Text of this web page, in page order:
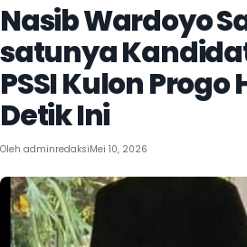
Nasib Wardoyo
satunya
PSSI Kulon Progo
Detik Ini
Oleh adminredaksiMei 10, 2026